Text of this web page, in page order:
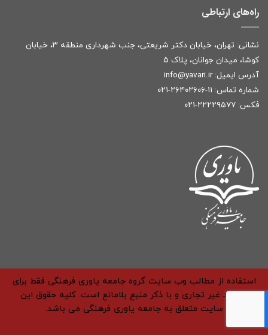
راه‌های ارتباطی
نشانی: تهران، خیابان دکتر شریعتی، جنب شهرداری منطقه ۳، خیابان
کوشا، میدان جوانان، پلاک ۵
آدرس ایمیل: info@yavari.ir
شماره تماس: ۱۱-۲۶۴۰۲۶۰۶-۰۲۱
فکس: ۲۲۲۲۹۵۷۷-۰۲۱
استفاده از مطالب وب سایت گروه جامعه یاوری فرهنگی فقط برای
مقاصد غیر تجاری و با ذکر منبع بلامانع است. کلیه حقوق این
سایت متعلق به جامعه یاوری فرهنگی می باشد.